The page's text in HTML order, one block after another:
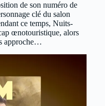
de son numéro de
clé du salon
ce temps, Nuits-
œnotouristique, alors
approche…